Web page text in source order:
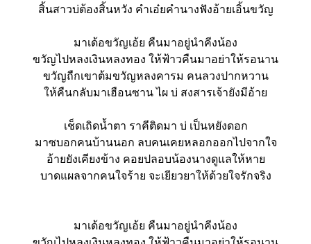
สิ้นสาวบ่ต้องสิ้นหวัง คำเอ๋ยคำนางฟังอ้ายเอิ้นขวัญ
มาเด้อขวัญเอ้ย คืนมาอยู่นำคีงน้อง
ขวัญไปหลงเงินหลงทอง ให้ฟ้าวคืนมาอย่าให้รอนาน
ขวัญถืกเขาต้มขวัญหลงคารม คนลวงปากหวาน
ให้คืนกลับมาเฮือนซาน ไผ บ่ สงสารเจ้ายังมีอ้าย
เช็ดเถิดน้ำตา ราคีติดมา บ่ เป็นหยังดอก
มาซบอกคนบ้านนอก ลบคนเคยหลอกออกไปจากใจ
อ้ายยังเคียงข้าง คอยปลอบน้องนางดูแลให้หาย
บาดแผลจากคนใจร้าย จะเยียวยาให้ด้วยใจรักจริง
มาเด้อขวัญเอ้ย คืนมาอยู่นำคีงน้อง